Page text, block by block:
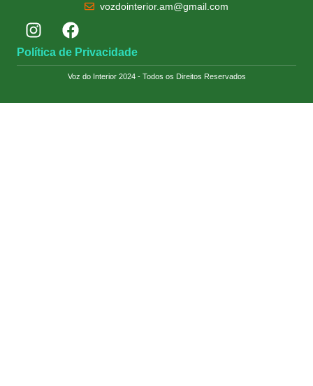
vozdointerior.am@gmail.com
Política de Privacidade
Voz do Interior 2024 - Todos os Direitos Reservados